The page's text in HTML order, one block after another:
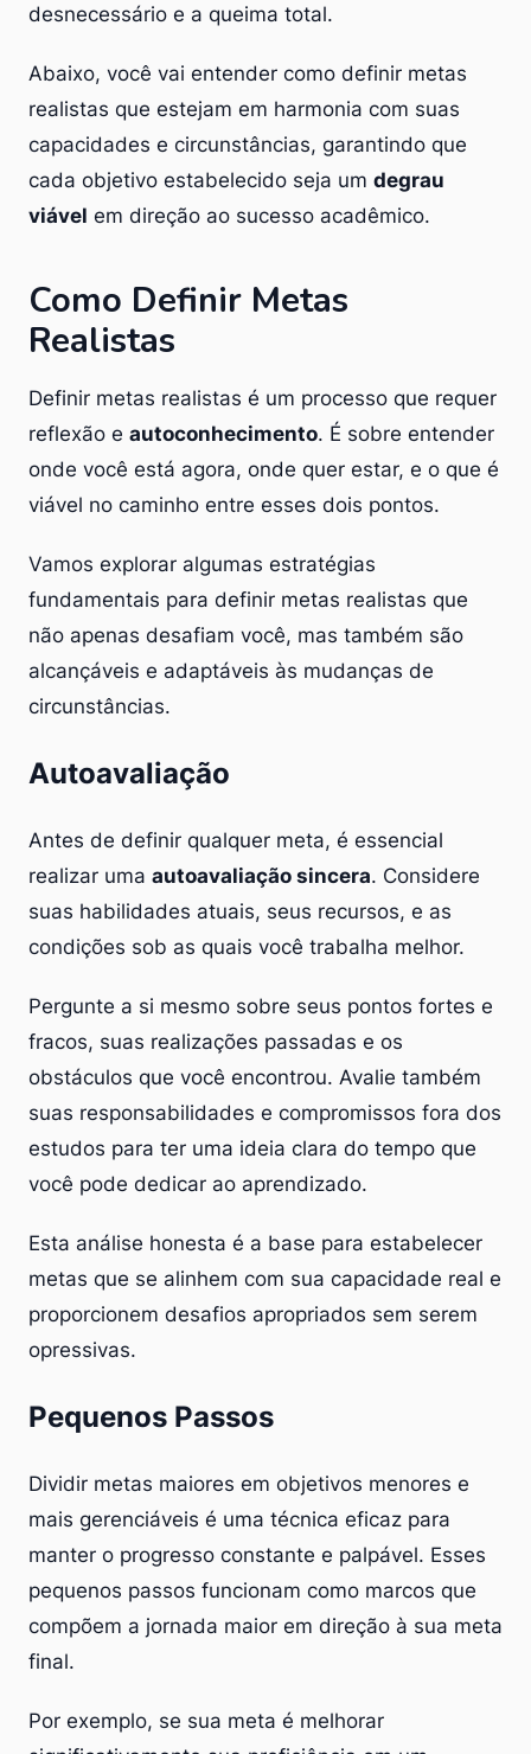
desnecessário e a queima total.
Abaixo, você vai entender como definir metas
realistas que estejam em harmonia com suas
capacidades e circunstâncias, garantindo que
cada objetivo estabelecido seja um degrau
viável em direção ao sucesso acadêmico.
Como Definir Metas
Realistas
Definir metas realistas é um processo que requer
reflexão e autoconhecimento. É sobre entender
onde você está agora, onde quer estar, e o que é
viável no caminho entre esses dois pontos.
Vamos explorar algumas estratégias
fundamentais para definir metas realistas que
não apenas desafiam você, mas também são
alcançáveis e adaptáveis às mudanças de
circunstâncias.
Autoavaliação
Antes de definir qualquer meta, é essencial
realizar uma autoavaliação sincera. Considere
suas habilidades atuais, seus recursos, e as
condições sob as quais você trabalha melhor.
Pergunte a si mesmo sobre seus pontos fortes e
fracos, suas realizações passadas e os
obstáculos que você encontrou. Avalie também
suas responsabilidades e compromissos fora dos
estudos para ter uma ideia clara do tempo que
você pode dedicar ao aprendizado.
Esta análise honesta é a base para estabelecer
metas que se alinhem com sua capacidade real e
proporcionem desafios apropriados sem serem
opressivas.
Pequenos Passos
Dividir metas maiores em objetivos menores e
mais gerenciáveis é uma técnica eficaz para
manter o progresso constante e palpável. Esses
pequenos passos funcionam como marcos que
compõem a jornada maior em direção à sua meta
final.
Por exemplo, se sua meta é melhorar